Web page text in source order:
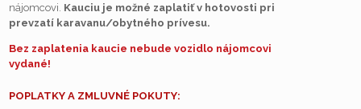
nájomcovi. Kauciu je možné zaplatiť v hotovosti pri
prevzatí karavanu/obytného prívesu.
Bez zaplatenia kaucie nebude vozidlo nájomcovi
vydané!
POPLATKY A ZMLUVNÉ POKUTY: